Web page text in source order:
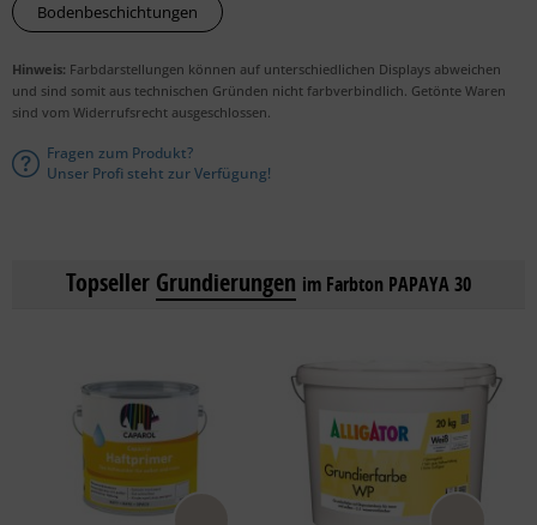
Bodenbeschichtungen
Hinweis: Farbdarstellungen können auf unterschiedlichen Displays abweichen
und sind somit aus technischen Gründen nicht farbverbindlich. Getönte Waren
sind vom Widerrufsrecht ausgeschlossen.
Fragen zum Produkt?
Unser Profi steht zur Verfügung!
Topseller Grundierungen im Farbton PAPAYA 30